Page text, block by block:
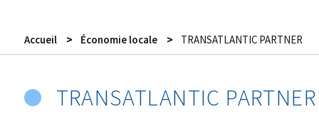
Accueil Économie locale TRANSATLANTIC PARTNER
TRANSATLANTIC PARTNER